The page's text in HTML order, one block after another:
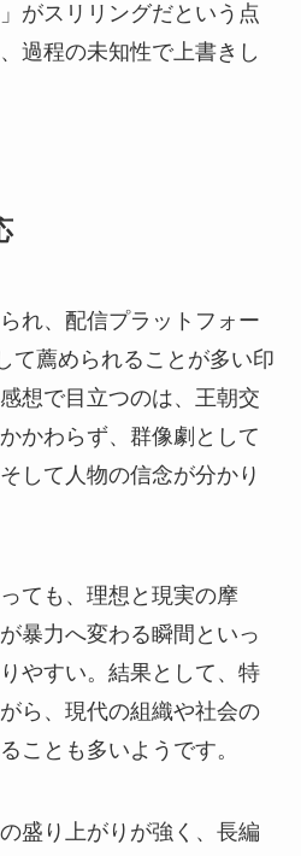
がスリリングだという点
過程の未知性で上書きし
れ、配信プラットフォー
て薦められることが多い印
想で目立つのは、王朝交
かわらず、群像劇として
して人物の信念が分かり
ても、理想と現実の摩
暴力へ変わる瞬間といっ
やすい。結果として、特
ら、現代の組織や社会の
ことも多いようです。
盛り上がりが強く、長編